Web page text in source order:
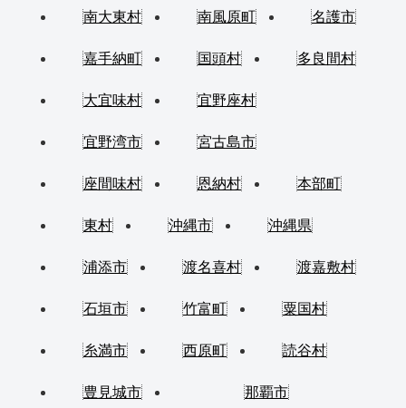
南大東村 南風原町 名護市
嘉手納町 国頭村 多良間村
大宜味村 宜野座村
宜野湾市 宮古島市
座間味村 恩納村 本部町
東村 沖縄市 沖縄県
浦添市 渡名喜村 渡嘉敷村
石垣市 竹富町 粟国村
糸満市 西原町 読谷村
豊見城市 那覇市